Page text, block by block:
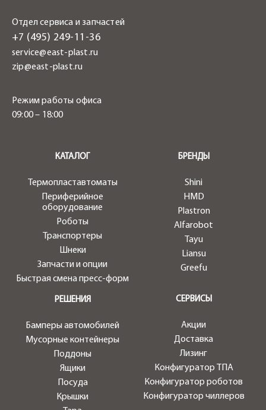
Отдел сервиса и запчастей
+7 (495) 249-11-36
service@east-plast.ru
zip@east-plast.ru
Режим работы офиса
09:00 – 18:00
КАТАЛОГ
Термопластавтоматы
Периферийное
оборудование
Роботы
Транспортеры
Шнеки
Запчасти и опции
Быстрая смена пресс-форм
БРЕНДЫ
Shini
HMD
Plastron
Alfarobot
Tayu
Liansu
Greefu
СЕРВИСЫ
Акции
Доставка
Лизинг
Конфигуратор ТПА
Конфигуратор роботов
Конфигуратор чиллеров
РЕШЕНИЯ
Бамперы автомобилей
Мусорные контейнеры
Поддоны
Ящики
Посуда
Крышки